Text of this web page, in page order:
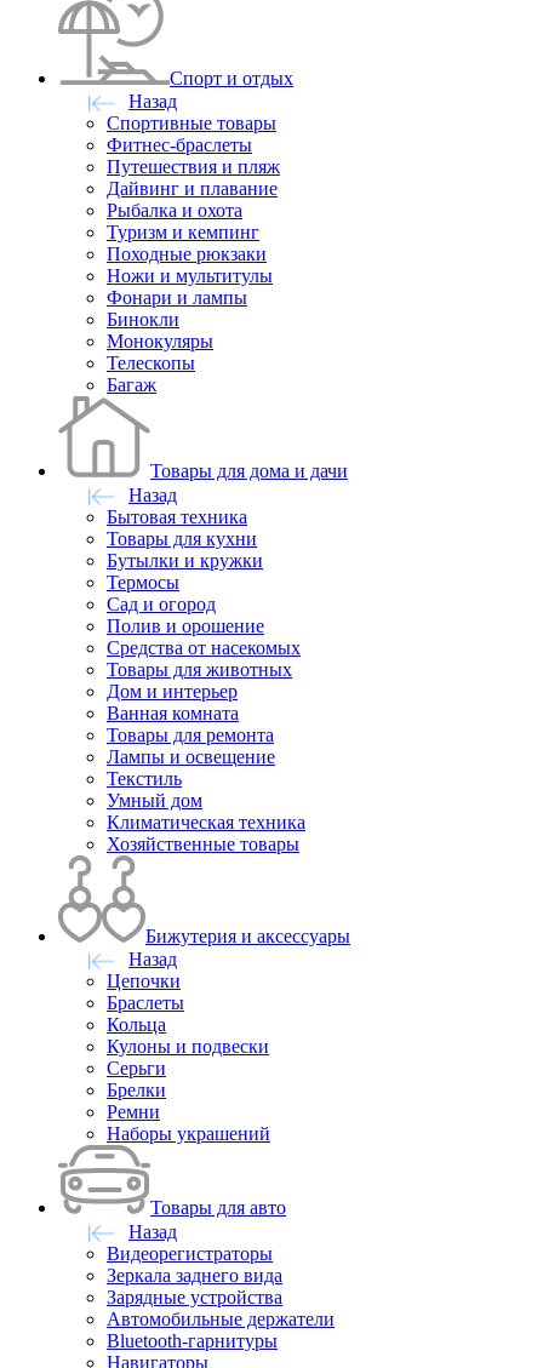
Спорт и отдых
Назад
Спортивные товары
Фитнес-браслеты
Путешествия и пляж
Дайвинг и плавание
Рыбалка и охота
Туризм и кемпинг
Походные рюкзаки
Ножи и мультитулы
Фонари и лампы
Бинокли
Монокуляры
Телескопы
Багаж
Товары для дома и дачи
Назад
Бытовая техника
Товары для кухни
Бутылки и кружки
Термосы
Сад и огород
Полив и орошение
Средства от насекомых
Товары для животных
Дом и интерьер
Ванная комната
Товары для ремонта
Лампы и освещение
Текстиль
Умный дом
Климатическая техника
Хозяйственные товары
Бижутерия и аксессуары
Назад
Цепочки
Браслеты
Кольца
Кулоны и подвески
Серьги
Брелки
Ремни
Наборы украшений
Товары для авто
Назад
Видеорегистраторы
Зеркала заднего вида
Зарядные устройства
Автомобильные держатели
Bluetooth-гарнитуры
Навигаторы